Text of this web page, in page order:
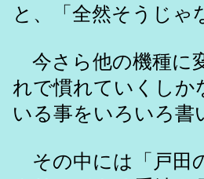
と、「全然そうじゃ
今さら他の機種に
れで慣れていくしか
いる事をいろいろ書
その中には「戸田